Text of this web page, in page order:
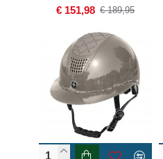
€ 151,98 € 189,95